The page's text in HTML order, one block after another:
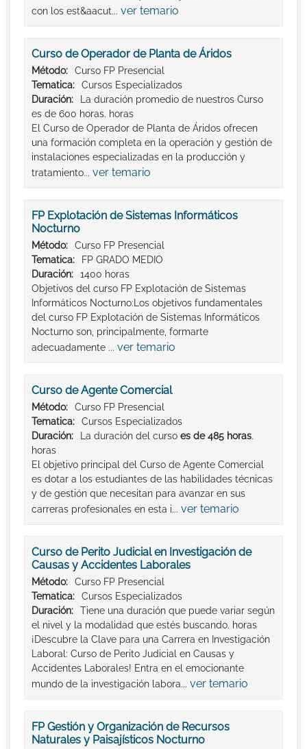
con los est&aacut... ver temario
Curso de Operador de Planta de Áridos
Método:
Curso FP Presencial
Tematica:
Cursos Especializados
Duración:
La duración promedio de nuestros Curso
es de 600 horas. horas
El Curso de Operador de Planta de Áridos ofrecen
una formación completa en la operación y gestión de
instalaciones especializadas en la producción y
tratamiento... ver temario
FP Explotación de Sistemas Informáticos
Nocturno
Método:
Curso FP Presencial
Tematica:
FP GRADO MEDIO
Duración:
1400 horas
Objetivos del curso FP Explotación de Sistemas
Informáticos Nocturno:Los objetivos fundamentales
del curso FP Explotación de Sistemas Informáticos
Nocturno son, principalmente, formarte
adecuadamente ... ver temario
Curso de Agente Comercial
Método:
Curso FP Presencial
Tematica:
Cursos Especializados
Duración:
La duración del curso es de 485 horas.
horas
El objetivo principal del Curso de Agente Comercial
es dotar a los estudiantes de las habilidades técnicas
y de gestión que necesitan para avanzar en sus
carreras profesionales en esta i... ver temario
Curso de Perito Judicial en Investigación de
Causas y Accidentes Laborales
Método:
Curso FP Presencial
Tematica:
Cursos Especializados
Duración:
Tiene una duración que puede variar según
el nivel y la modalidad que estés buscando. horas
¡Descubre la Clave para una Carrera en Investigación
Laboral: Curso de Perito Judicial en Causas y
Accidentes Laborales! Entra en el emocionante
mundo de la investigación labora... ver temario
FP Gestión y Organización de Recursos
Naturales y Paisajísticos Nocturno